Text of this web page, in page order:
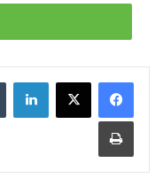
المحاضر الاستاذ
الادبية والنقدية -
موعد المحاضرة ان شاء
MEET) على الرابط:
VFP-JECA-HZW
لينكدإن